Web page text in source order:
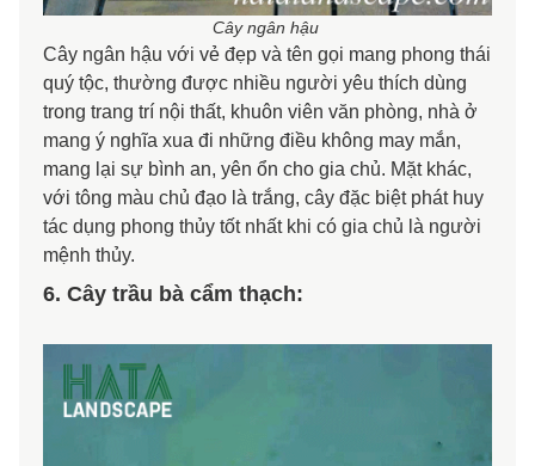
Cây ngân hậu
Cây ngân hậu với vẻ đẹp và tên gọi mang phong thái
quý tộc, thường được nhiều người yêu thích dùng
trong trang trí nội thất, khuôn viên văn phòng, nhà ở
mang ý nghĩa xua đi những điều không may mắn,
mang lại sự bình an, yên ổn cho gia chủ. Mặt khác,
với tông màu chủ đạo là trắng, cây đặc biệt phát huy
tác dụng phong thủy tốt nhất khi có gia chủ là người
mệnh thủy.
6. Cây trầu bà cẩm thạch: